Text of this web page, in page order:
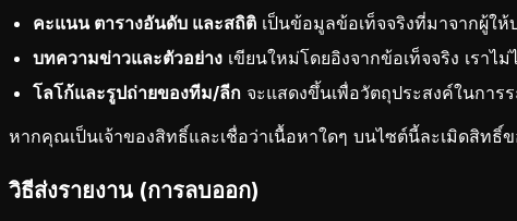
คะแนน ตารางอันดับ และสถิติ เป็นข้อมูลข้อเท็จจริงที่มาจากผู้ใ
บทความข่าวและตัวอย่าง เขียนใหม่โดยอิงจากข้อเท็จจริง เราไ
โลโก้และรูปถ่ายของทีม/ลีก จะแสดงขึ้นเพื่อวัตถุประสงค์ในกา
หากคุณเป็นเจ้าของสิทธิ์และเชื่อว่าเนื้อหาใดๆ บนไซต์นี้ละเมิดสิท
วิธีส่งรายงาน (การลบออก)